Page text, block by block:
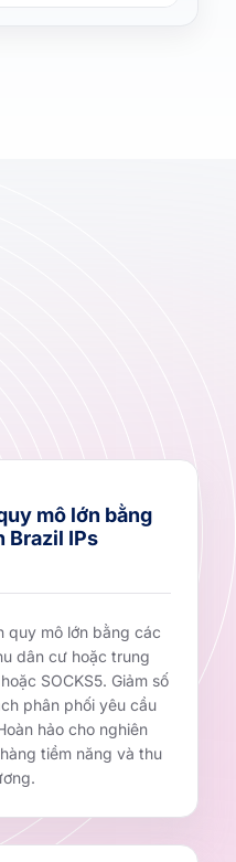
mô lớn bằng
Brazil IPs
quy mô lớn bằng các
dân cư hoặc trung
SOCKS5. Giảm số
phân phối yêu cầu
hảo cho nghiên
tiềm năng và thu